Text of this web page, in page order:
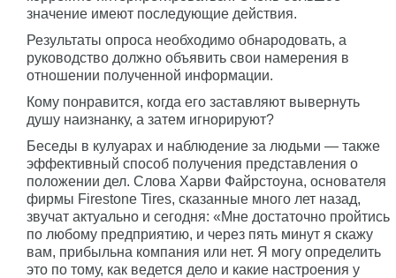
значение имеют последующие действия.
Результаты опроса необходимо обнародовать, а
руководство должно объявить свои намерения в
отношении полученной информации.
Кому понравится, когда его заставляют вывернуть
душу наизнанку, а затем игнорируют?
Беседы в кулуарах и наблюдение за людьми — также
эффективный способ получения представления о
положении дел. Слова Харви Файрстоуна, основателя
фирмы Firestone Tires, сказанные много лет назад,
звучат актуально и сегодня: «Мне достаточно пройтись
по любому предприятию, и через пять минут я скажу
вам, прибыльна компания или нет. Я могу определить
это по тому, как ведется дело и какие настроения у